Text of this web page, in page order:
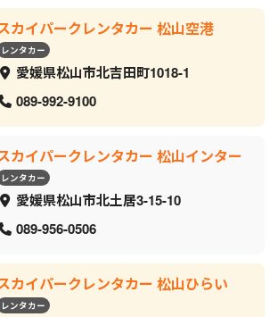
カイパークレンタカー 松山空港
レンタカー
愛媛県松山市北吉田町1018-1
089-992-9100
カイパークレンタカー 松山インター
レンタカー
愛媛県松山市北土居3-15-10
089-956-0506
カイパークレンタカー 松山ひらい
レンタカー